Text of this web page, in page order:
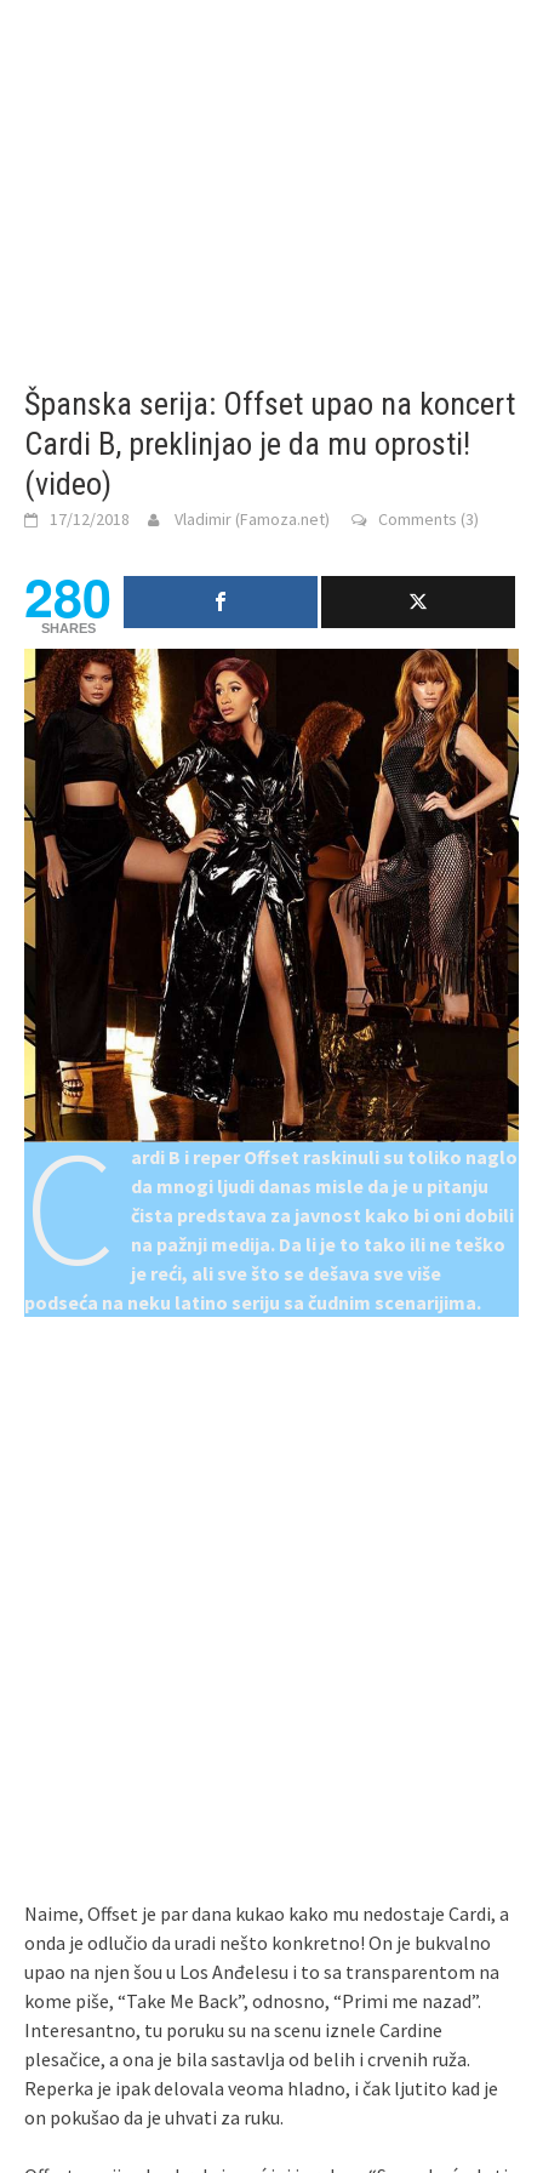
Španska serija: Offset upao na koncert
Cardi B, preklinjao je da mu oprosti!
(video)
17/12/2018 Vladimir (Famoza.net) Comments (3)
280
SHARES
C
ardi B i reper Offset raskinuli su toliko naglo
da mnogi ljudi danas misle da je u pitanju
čista predstava za javnost kako bi oni dobili
na pažnji medija. Da li je to tako ili ne teško
je reći, ali sve što se dešava sve više
podseća na neku latino seriju sa čudnim scenarijima.
Naime, Offset je par dana kukao kako mu nedostaje Cardi, a
onda je odlučio da uradi nešto konkretno! On je bukvalno
upao na njen šou u Los Anđelesu i to sa transparentom na
kome piše, “Take Me Back”, odnosno, “Primi me nazad”.
Interesantno, tu poruku su na scenu iznele Cardine
plesačice, a ona je bila sastavlja od belih i crvenih ruža.
Reperka je ipak delovala veoma hladno, i čak ljutito kad je
on pokušao da je uhvati za ruku.